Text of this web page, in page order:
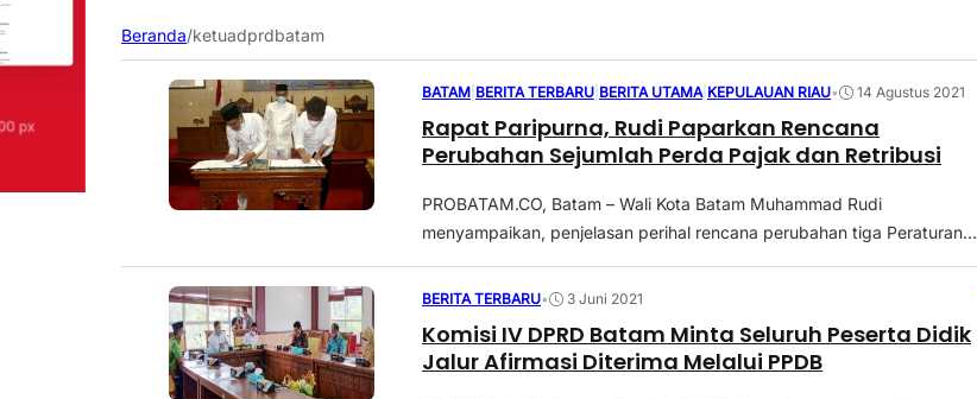
Beranda/ketuadprdbatam
BATAM BERITA TERBARU BERITA UTAMA KEPULAUAN RIAU• 14 Agustus 2021
Rapat Paripurna, Rudi Paparkan Rencana
Perubahan Sejumlah Perda Pajak dan Retribusi
PROBATAM.CO, Batam – Wali Kota Batam Muhammad Rudi
menyampaikan, penjelasan perihal rencana perubahan tiga Peraturan...
BERITA TERBARU• 3 Juni 2021
Komisi IV DPRD Batam Minta Seluruh Peserta Didik
Jalur Afirmasi Diterima Melalui PPDB